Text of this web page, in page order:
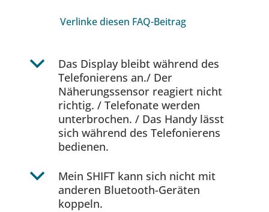
Verlinke diesen FAQ-Beitrag
b
Das Display bleibt während des
Telefonierens an./ Der
Näherungssensor reagiert nicht
richtig. / Telefonate werden
unterbrochen. / Das Handy lässt
sich während des Telefonierens
bedienen.
b
Mein SHIFT kann sich nicht mit
anderen Bluetooth-Geräten
koppeln.